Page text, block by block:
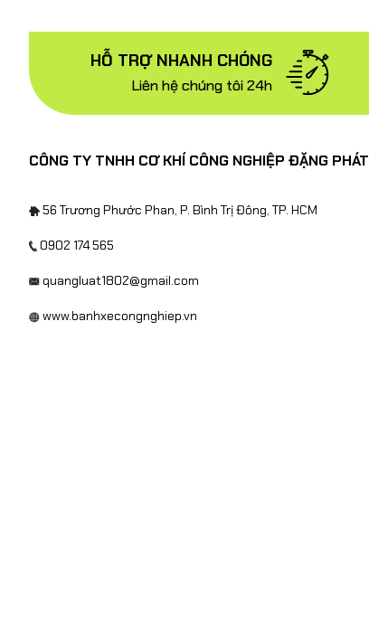
HỖ TRỢ NHANH CHÓNG
Liên hệ chúng tôi 24h
CÔNG TY TNHH CƠ KHÍ CÔNG NGHIỆP ĐẶNG PHÁT
56 Trương Phước Phan, P. Bình Trị Đông, TP. HCM
0902 174 565
quangluat1802@gmail.com
www.banhxecongnghiep.vn